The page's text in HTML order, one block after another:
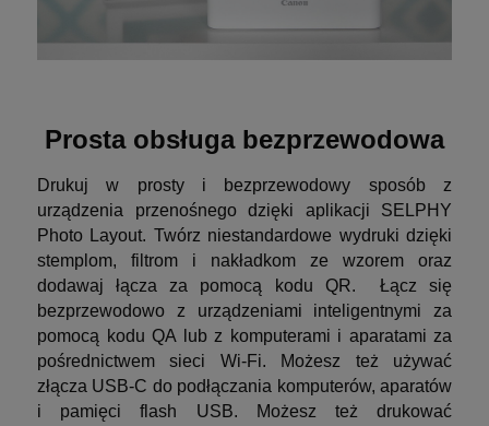
Prosta obsługa bezprzewodowa
Drukuj w prosty i bezprzewodowy sposób z
urządzenia przenośnego dzięki aplikacji SELPHY
Photo Layout. Twórz niestandardowe wydruki dzięki
stemplom, filtrom i nakładkom ze wzorem oraz
dodawaj łącza za pomocą kodu QR. Łącz się
bezprzewodowo z urządzeniami inteligentnymi za
pomocą kodu QA lub z komputerami i aparatami za
pośrednictwem sieci Wi-Fi. Możesz też używać
złącza USB-C do podłączania komputerów, aparatów
i pamięci flash USB. Możesz też drukować